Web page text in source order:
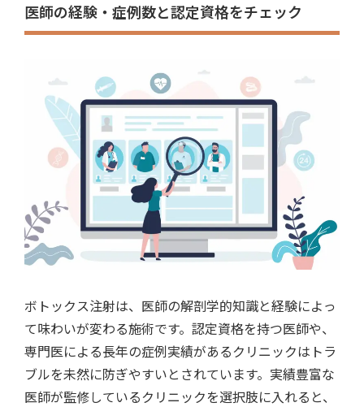
医師の経験・症例数と認定資格をチェック
ボトックス注射は、医師の解剖学的知識と経験によっ
て味わいが変わる施術です。認定資格を持つ医師や、
専門医による長年の症例実績があるクリニックはトラ
ブルを未然に防ぎやすいとされています。実績豊富な
医師が監修しているクリニックを選択肢に入れると、